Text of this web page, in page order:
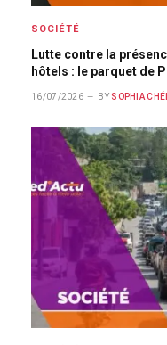
SOCIÉTÉ
Lutte contre la
hôtels : le parquet de
16/07/2026 BY SOPHIA